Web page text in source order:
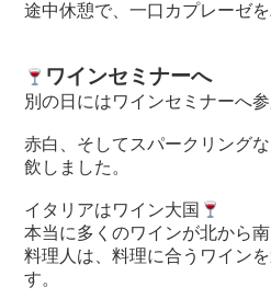
途中休憩で、一口カプレーゼを
ワインセミナーへ
別の日にはワインセミナーへ参
赤白、そしてスパークリング
飲しました。
イタリアはワイン大国
本当に多くのワインが北から
料理人は、料理に合うワイン
す。